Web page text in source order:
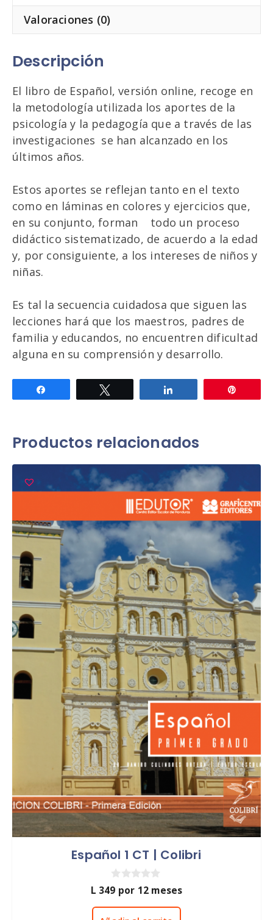
Valoraciones (0)
Descripción
El libro de Español, versión online, recoge en
la metodología utilizada los aportes de la
psicología y la pedagogía que a través de las
investigaciones se han alcanzado en los
últimos años.
Estos aportes se reflejan tanto en el texto
como en láminas en colores y ejercicios que,
en su conjunto, forman todo un proceso
didáctico sistematizado, de acuerdo a la edad
y, por consiguiente, a los intereses de niños y
niñas.
Es tal la secuencia cuidadosa que siguen las
lecciones hará que los maestros, padres de
familia y educandos, no encuentren dificultad
alguna en su comprensión y desarrollo.
Productos relacionados
Español 1 CT | Colibri
0
d
e
L 349 por 12 meses